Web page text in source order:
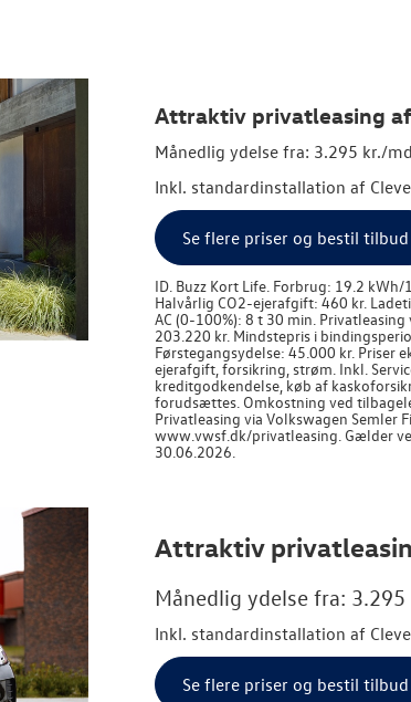
Attraktiv privatleasing
Månedlig ydelse fra: 3.295 kr./
Inkl. standardinstallation af
Se flere priser og bestil tilbud
ID. Buzz Kort Life. Forbrug: 19.2
Halvårlig CO2-ejerafgift: 460 kr.
AC (0-100%): 8 t 30 min.
203.220 kr. Mindstepris i
Førstegangsydelse: 45.000 kr. Priser
ejerafgift, forsikring, strøm. Inkl.
kreditgodkendelse, køb af
forudsættes. Omkostning ved
Privatleasing via Volkswagen Semler
www.vwsf.dk/privatleasing. Gælder
30.06.2026.
Attraktiv
Månedlig ydelse fra: 3.295
Inkl. standardinstallation af
Se flere priser og bestil tilbud